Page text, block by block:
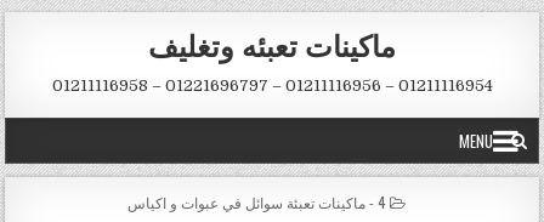
Skip to content
ماكينات تعبئه وتغليف
01211116954 – 01211116956 – 01221696797 – 01211116958
MENU
POSTED IN
4 - ماكينات تعبئة سوائل في عبوات و اكياس